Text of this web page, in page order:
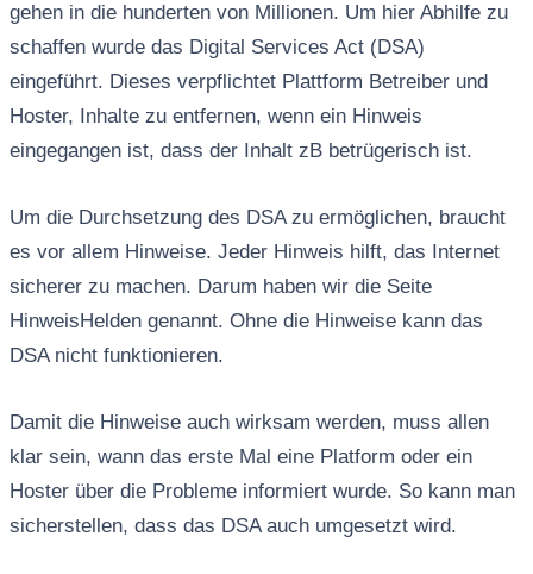
gehen in die hunderten von Millionen. Um hier Abhilfe zu
schaffen wurde das Digital Services Act (DSA)
eingeführt. Dieses verpflichtet Plattform Betreiber und
Hoster, Inhalte zu entfernen, wenn ein Hinweis
eingegangen ist, dass der Inhalt zB betrügerisch ist.
Um die Durchsetzung des DSA zu ermöglichen, braucht
es vor allem Hinweise. Jeder Hinweis hilft, das Internet
sicherer zu machen. Darum haben wir die Seite
HinweisHelden genannt. Ohne die Hinweise kann das
DSA nicht funktionieren.
Damit die Hinweise auch wirksam werden, muss allen
klar sein, wann das erste Mal eine Platform oder ein
Hoster über die Probleme informiert wurde. So kann man
sicherstellen, dass das DSA auch umgesetzt wird.